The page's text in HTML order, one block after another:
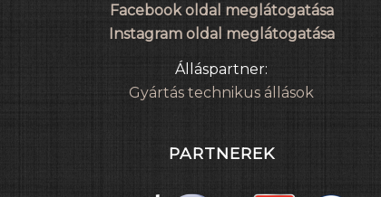
Facebook oldal meglátogatása
Instagram oldal meglátogatása
Álláspartner:
Gyártás technikus állások
PARTNEREK